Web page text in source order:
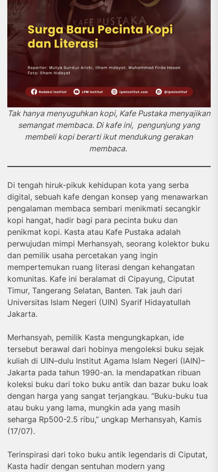
Tak hanya menyuguhkan kopi, Kafe Pustaka menyajikan
semangat membaca. Di kafe ini, pengunjung yang
membeli kopi berarti ikut mendukung gerakan
membaca.
Di tengah hiruk-pikuk kehidupan kota yang serba
digital, sebuah kafe dengan konsep yang menawarkan
pengalaman membaca sembari menikmati secangkir
kopi hangat, hadir bagi para pecinta buku dan
penikmat kopi. Kasta atau Kafe Pustaka adalah
perwujudan mimpi Merhansyah, seorang kolektor buku
dan pemilik usaha percetakan yang ingin
mempertemukan ruang literasi dengan kehangatan
komunitas. Kafe ini beralamat di Cipayung, Ciputat
Timur, Tangerang Selatan, Banten. Tak jauh dari
Universitas Islam Negeri (UIN) Syarif Hidayatullah
Jakarta.
Merhansyah, pemilik Kasta mengungkapkan, ide
tersebut berawal dari hobinya mengoleksi buku sejak
kuliah di UIN–dulu Institut Agama Islam Negeri (IAIN)–
Jakarta pada tahun 1990-an. Ia mendapatkan ribuan
koleksi buku dari toko buku antik dan bazar buku loak
dengan harga yang sangat terjangkau. “Buku-buku tua
atau buku yang lama, mungkin ada yang masih
seharga Rp500-2.5 ribu,” ungkap Merhansyah, Kamis
(17/07).
Terinspirasi dari toko buku antik legendaris di Ciputat,
Kasta hadir dengan sentuhan modern yang